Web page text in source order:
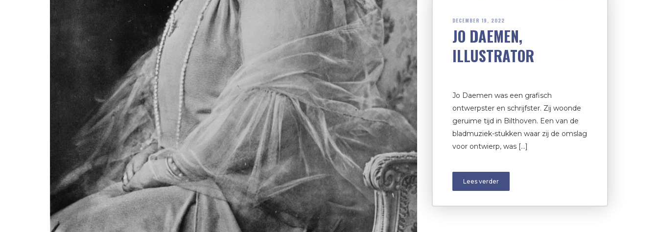
DECEMBER 19, 2022
JO DAEMEN,
ILLUSTRATOR
Jo Daemen was een grafisch
ontwerpster en schrijfster. Zij woonde
geruime tijd in Bilthoven. Een van de
bladmuziek-stukken waar zij de omslag
voor ontwierp, was […]
Lees verder